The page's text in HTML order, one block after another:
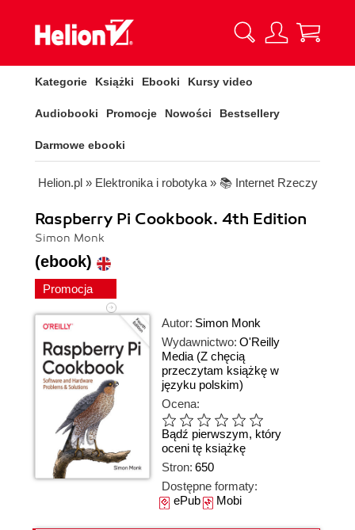
Kategorie Książki Ebooki Kursy video
Audiobooki Promocje Nowości Bestsellery
Darmowe ebooki
Helion.pl » Elektronika i robotyka » 📚 Internet Rzeczy
Raspberry Pi Cookbook. 4th Edition
Simon Monk
(ebook)
Promocja
Autor: Simon Monk
Wydawnictwo: O'Reilly
Media (Z chęcią
przeczytam książkę w
języku polskim)
Ocena:
Bądź pierwszym, który
oceni tę książkę
Stron: 650
Dostępne formaty:
ePubMobi